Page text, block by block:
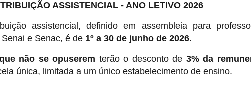
ASSISTENCIAL - ANO LETIVO 2026
assistencial, definido em assembleia para
e Senac, é de 1º a 30 de junho de 2026.
não se opuserem terão o desconto de 3% da
única, limitada a um único estabelecimento de ensino.